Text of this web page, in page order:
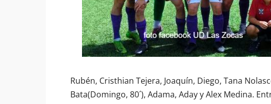
Rubén, Cristhian Tejera, Joaquín, Diego, Tana
Bata(Domingo, 80´), Adama, Aday y Alex Medina.